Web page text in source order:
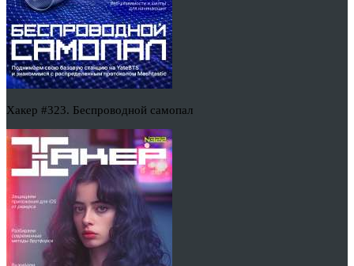
Хакер #323. Беспроводной самопал